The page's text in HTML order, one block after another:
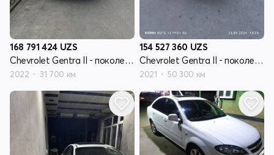
168 791 424 UZS
Chevrolet Gentra II - поколение
2022 31 700 км
154 527 360 UZS
Chevrolet Gentra II - поколение
2021 50 300 км